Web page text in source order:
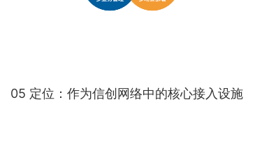
05 定位：作为信创网络中的核心接入设施